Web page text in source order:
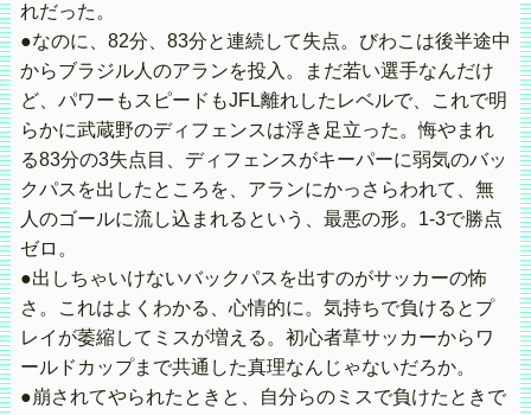
れだった。
●なのに、82分、83分と連続して失点。びわこは後半途中
からブラジル人のアランを投入。まだ若い選手なんだけ
ど、パワーもスピードもJFL離れしたレベルで、これで明
らかに武蔵野のディフェンスは浮き足立った。悔やまれ
る83分の3失点目、ディフェンスがキーパーに弱気のバッ
クパスを出したところを、アランにかっさらわれて、無
人のゴールに流し込まれるという、最悪の形。1-3で勝点
ゼロ。
●出しちゃいけないバックパスを出すのがサッカーの怖
さ。これはよくわかる、心情的に。気持ちで負けるとプ
レイが萎縮してミスが増える。初心者草サッカーからワ
ールドカップまで共通した真理なんじゃないだろか。
●崩されてやられたときと、自分らのミスで負けたときで